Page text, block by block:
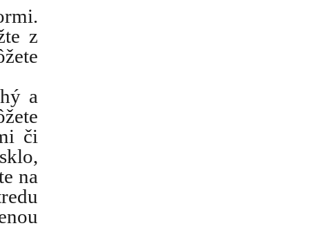
z
a
či
na